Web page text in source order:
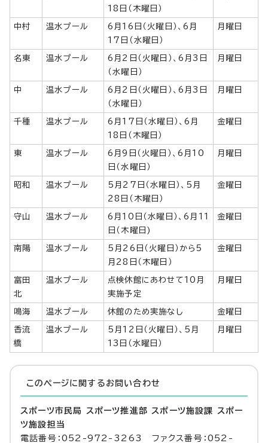
18日（木曜日）
中村 温水プール
6月16日（火曜日）、6月
17日（水曜日）
月曜日
名東 温水プール
6月2日（火曜日）、6月3日
（水曜日）
月曜日
中 温水プール
6月2日（火曜日）、6月3日
（水曜日）
月曜日
千種 温水プール
6月17日（水曜日）、6月
18日（木曜日）
金曜日
東 温水プール
6月9日（火曜日）、6月10
日（水曜日）
月曜日
昭和 温水プール
5月27日（水曜日）、5月
28日（木曜日）
金曜日
守山 温水プール
6月10日（水曜日）、6月11
日（木曜日)
金曜日
南陽 温水プール
5月26日（火曜日）から5
月28日（木曜日）
金曜日
富田
北
温水プール
点検休館にあわせて10月
実施予定
月曜日
鳴海 温水プール 休館のため実施なし 金曜日
香流
橋
温水プール
5月12日（火曜日）、5月
13日（水曜日）
月曜日
このページに関する お問い合わせ
スポーツ市民局 スポーツ推進部 スポーツ施設課 スポー
ツ施設担当
電話番号：052-972-3263 ファクス番号：052-